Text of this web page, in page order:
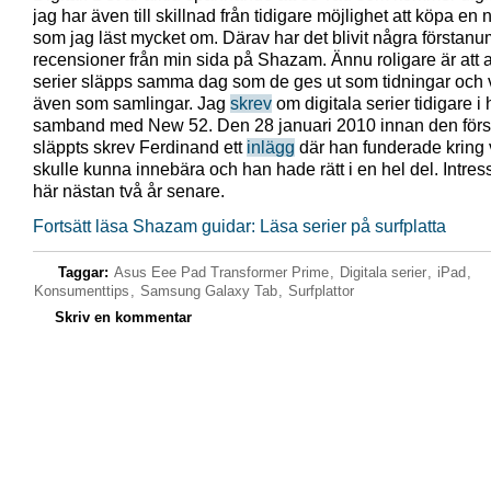
jag har även till skillnad från tidigare möjlighet att köpa en
som jag läst mycket om. Därav har det blivit några
recensioner från min sida på Shazam. Ännu roligare är att
serier släpps samma dag som de ges ut som tidningar och
även som samlingar. Jag skrev om digitala serier tidigare i
samband med New 52. Den 28 januari 2010 innan den
släppts skrev Ferdinand ett inlägg där han funderade kring
skulle kunna innebära och han hade rätt i en hel del.
här nästan två år senare.
Fortsätt läsa Shazam guidar: Läsa serier på surfplatta
Taggar: Asus Eee Pad Transformer Prime, Digitala serier, iPad ,
Konsumenttips , Samsung Galaxy Tab, Surfplattor
Skriv en kommentar